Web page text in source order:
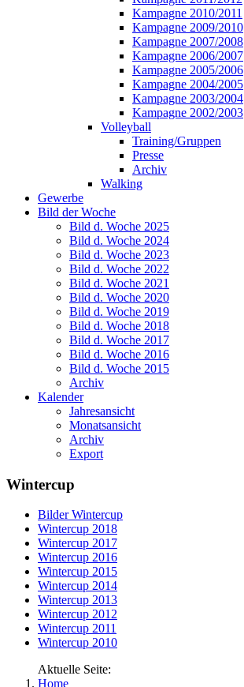
Kampagne 2010/2011
Kampagne 2009/2010
Kampagne 2007/2008
Kampagne 2006/2007
Kampagne 2005/2006
Kampagne 2004/2005
Kampagne 2003/2004
Kampagne 2002/2003
Volleyball
Training/Gruppen
Presse
Archiv
Walking
Gewerbe
Bild der Woche
Bild d. Woche 2025
Bild d. Woche 2024
Bild d. Woche 2023
Bild d. Woche 2022
Bild d. Woche 2021
Bild d. Woche 2020
Bild d. Woche 2019
Bild d. Woche 2018
Bild d. Woche 2017
Bild d. Woche 2016
Bild d. Woche 2015
Archiv
Kalender
Jahresansicht
Monatsansicht
Archiv
Export
Wintercup
Bilder Wintercup
Wintercup 2018
Wintercup 2017
Wintercup 2016
Wintercup 2015
Wintercup 2014
Wintercup 2013
Wintercup 2012
Wintercup 2011
Wintercup 2010
Aktuelle Seite:
Home